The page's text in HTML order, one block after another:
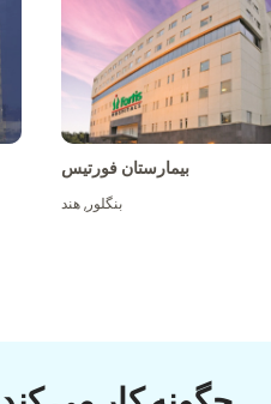
بیمارستان فورتیس
بنگلور,هند